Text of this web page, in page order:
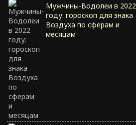
Мужчины-Водолеи в 2022
году: гороскоп для знака
Воздуха по сферам и
месяцам